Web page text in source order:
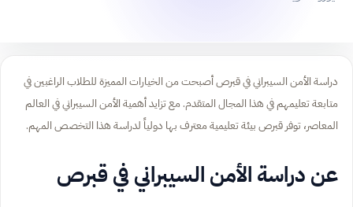
دراسة الأمن السيبراني في قبرص أصبحت من الخيارات المميزة للطلاب الراغبين في
متابعة تعليمهم في هذا المجال المتقدم. مع تزايد أهمية الأمن السيبراني في العالم
المعاصر، توفر قبرص بيئة تعليمية معترف بها دولياً لدراسة هذا التخصص المهم.
عن دراسة الأمن السيبراني في قبرص